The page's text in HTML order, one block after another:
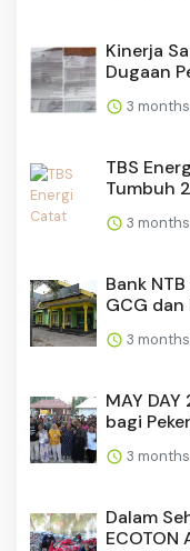
Kinerja
Dugaan
3
TBS
Tumbuh
3
Bank
GCG dan
3
MAY
bagi
3
Dalam
ECOTON